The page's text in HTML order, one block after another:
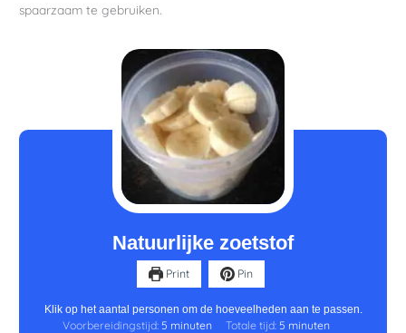
spaarzaam te gebruiken.
Natuurlijke zoetstof
Print Pin
Klik op het aantal personen om de hoeveelheden aan te passen.
Voorbereidingstijd: 5
minuten
minuten Totale tijd: 5 minuten